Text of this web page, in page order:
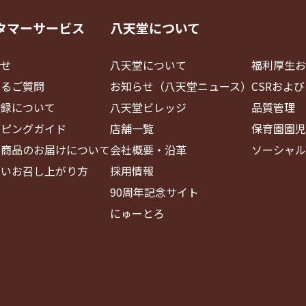
マーサービス
ご質問
について
ングガイド
品のお届けについて
お召し上がり方
八天堂について
八天堂について
お知らせ（八天堂ニュース）
八天堂ビレッジ
店舗一覧
会社概要・沿革
採用情報
90周年記念サイト
にゅーとろ
福利厚生
CSRおよ
品質管理
保育園園
ソーシャ